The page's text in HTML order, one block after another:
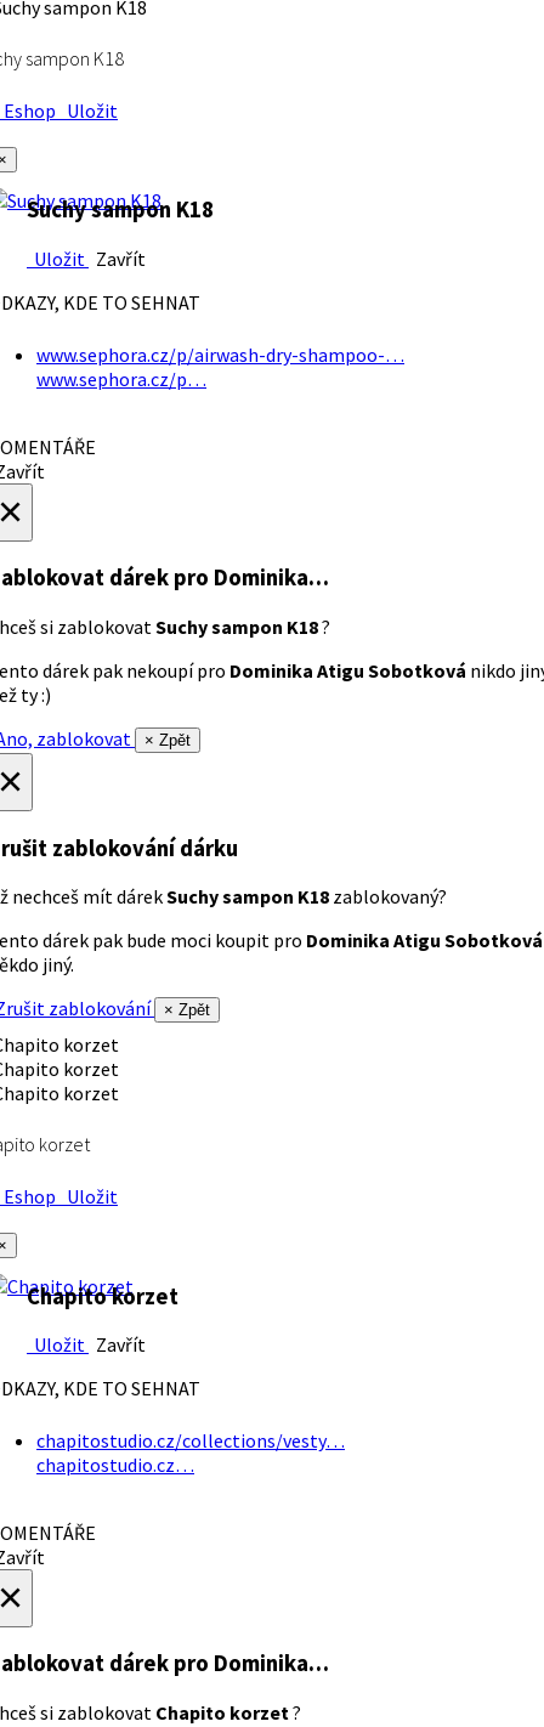
sampon K18
Uložit
Suchy sampon K18
Uložit Zavřít
KDE TO SEHNAT
www.sephora.cz/p/airwash-dry-shampoo-…
www.sephora.cz/p…
dárek pro Dominika…
si zablokovatSuchy sampon K18?
dárek pak nekoupí pro Dominika Atigu Sobotková nikdo
ty :)
zablokovat
× Zpět
zablokování dárku
nechceš mít dárekSuchy sampon K18 zablokovaný?
dárek pak bude moci koupit pro Dominika Atigu Sobotková
jiný.
zablokování
× Zpět
korzet
Uložit
Chapito korzet
Uložit Zavřít
KDE TO SEHNAT
chapitostudio.cz/collections/vesty…
chapitostudio.cz…
dárek pro Dominika…
si zablokovat Chapito korzet?